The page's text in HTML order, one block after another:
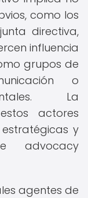
como los
directiva,
influencia
grupos de
o
La
actores
y
advocacy
agentes de